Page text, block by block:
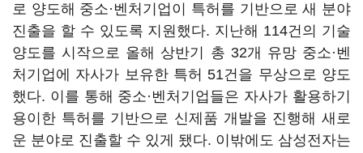
로 양도해 중소·벤처기업이 특허를 기반으로 새 분야
진출을 할 수 있도록 지원했다. 지난해 114건의 기술
양도를 시작으로 올해 상반기 총 32개 유망 중소·벤
처기업에 자사가 보유한 특허 51건을 무상으로 양도
했다. 이를 통해 중소·벤처기업들은 자사가 활용하기
용이한 특허를 기반으로 신제품 개발을 진행해 새로
운 분야로 진출할 수 있게 됐다. 이밖에도 삼성전자는